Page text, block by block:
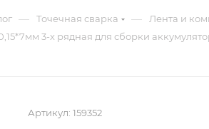
— Точечная сварка — Лента и
3-х рядная для сборки
Артикул: 159352